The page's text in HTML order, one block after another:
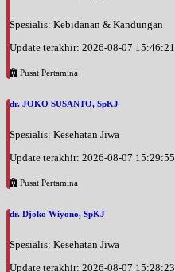
Spesialis: Kebidanan & Kandungan
Update terakhir: 2026-08-07 15:46:21
Pusat Pertamina
dr. JOKO SUSANTO, SpKJ
Spesialis: Kesehatan Jiwa
Update terakhir: 2026-08-07 15:29:55
Pusat Pertamina
dr. Djoko Wiyono, SpKJ
Spesialis: Kesehatan Jiwa
Update terakhir: 2026-08-07 15:28:23